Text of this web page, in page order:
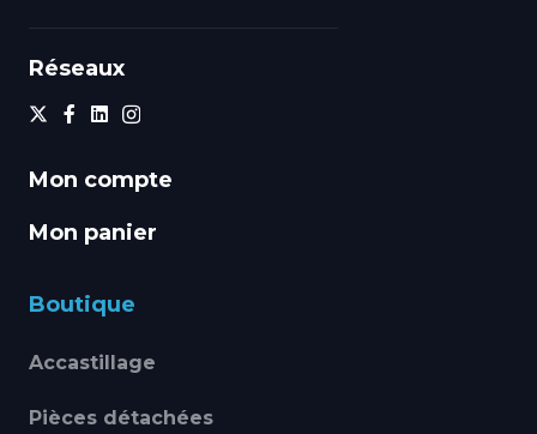
Réseaux
Mon compte
Mon panier
Boutique
Accastillage
Pièces détachées